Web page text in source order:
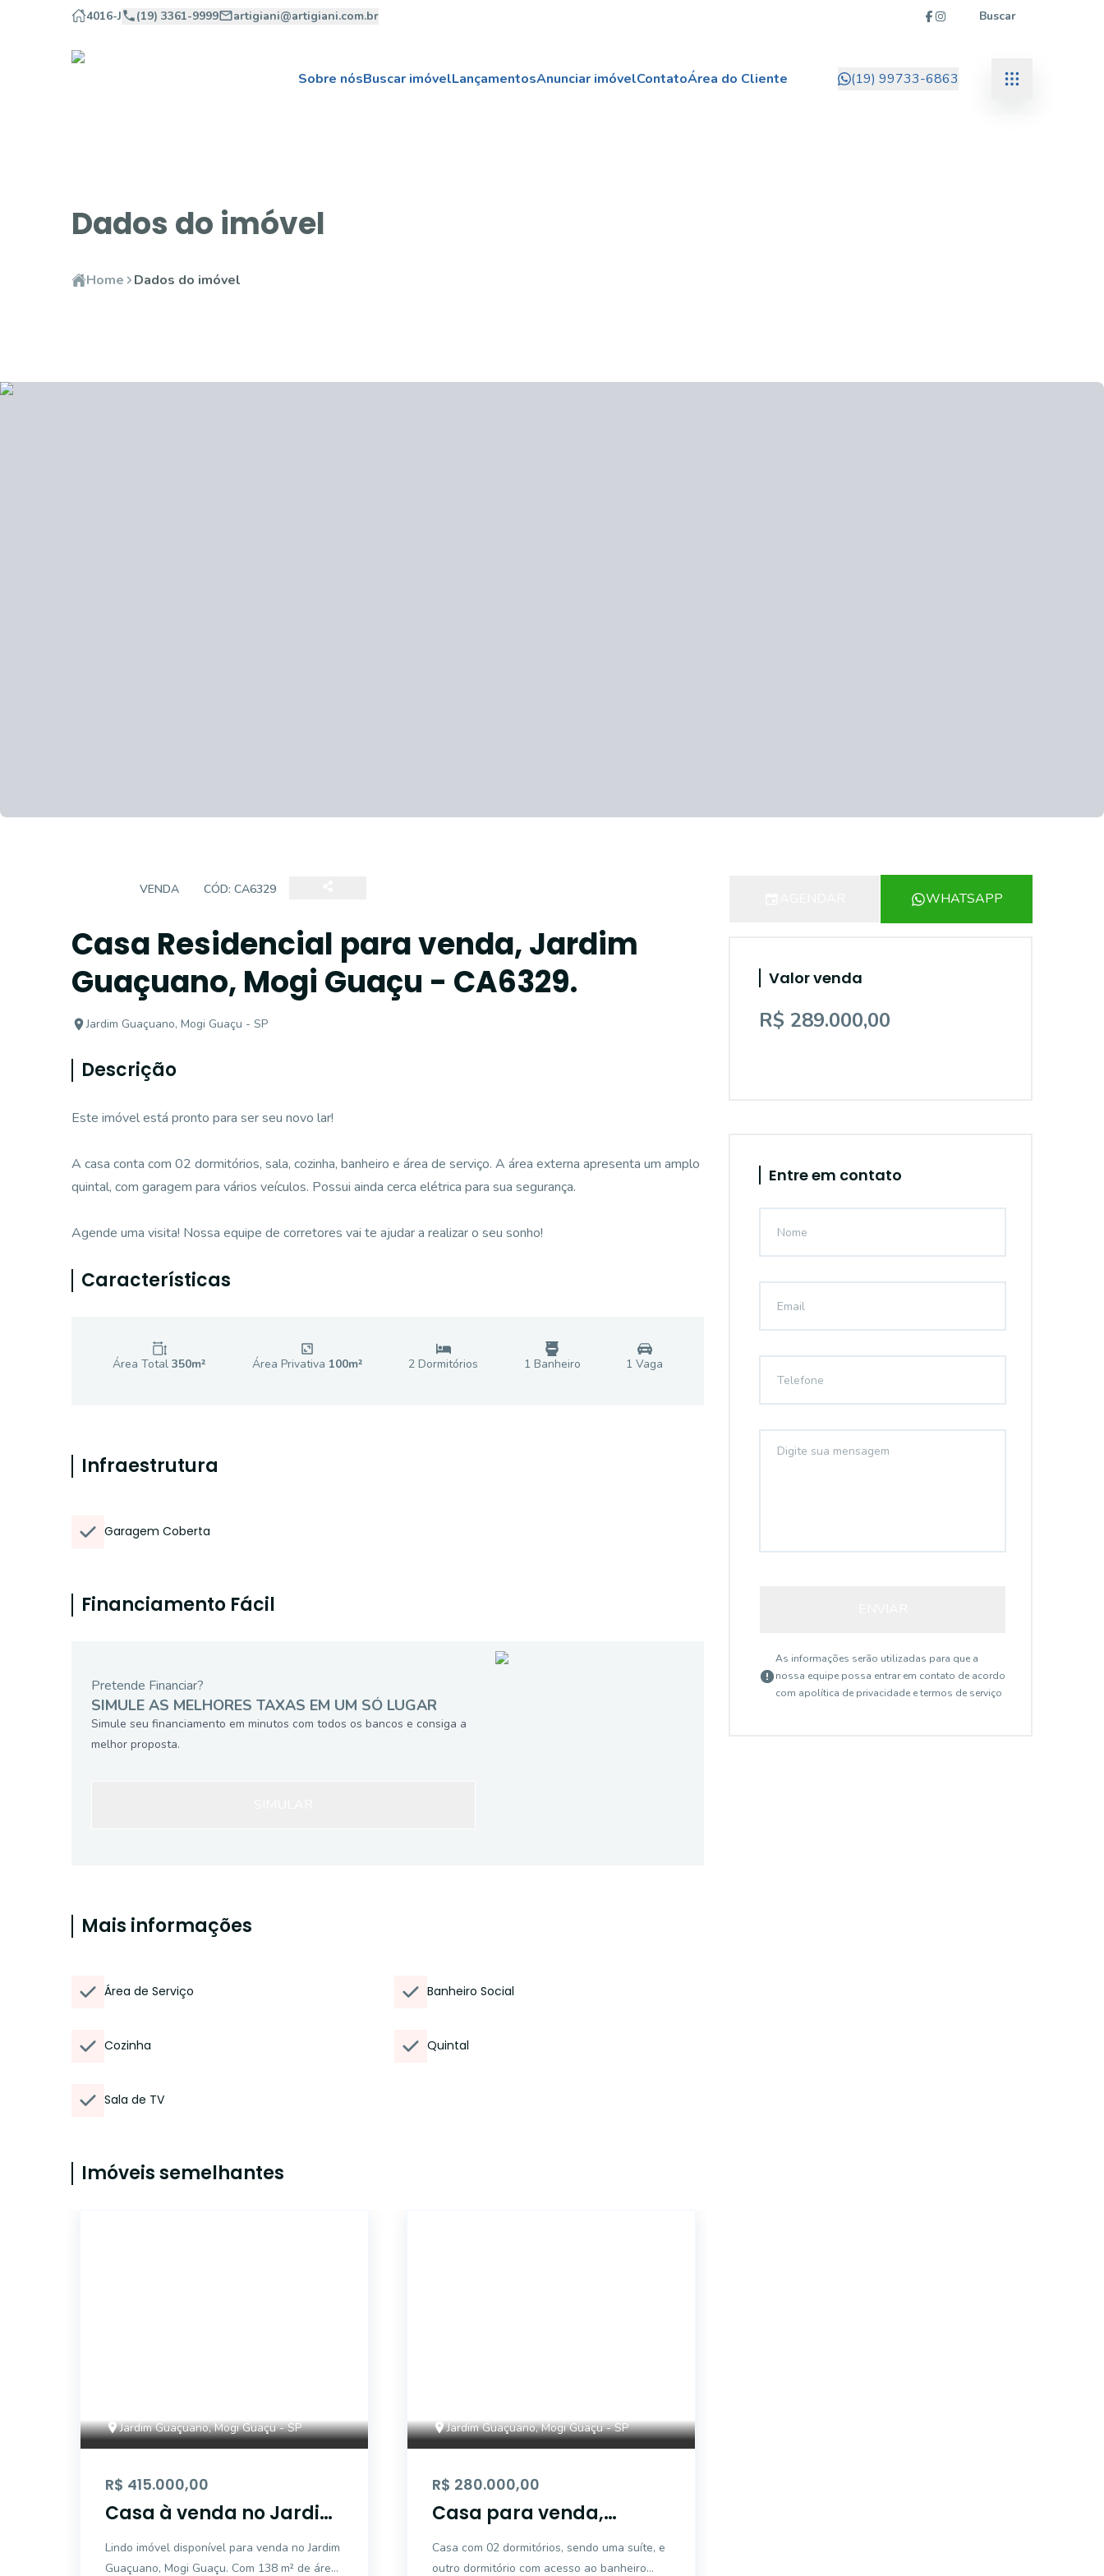
4016-J (19) 3361-9999 artigiani@artigiani.com.br Buscar
Sobre nósBuscar imóvelLançamentosAnunciar imóvelContatoÁrea do Cliente (19) 99733-6863
Dados do imóvel
Home Dados do imóvel
VENDA CÓD: CA6329
Casa Residencial para venda, Jardim
Guaçuano, Mogi Guaçu - CA6329.
Jardim Guaçuano, Mogi Guaçu - SP
Descrição
Este imóvel está pronto para ser seu novo lar!
A casa conta com 02 dormitórios, sala, cozinha, banheiro e área de serviço. A área externa apresenta um amplo
quintal, com garagem para vários veículos. Possui ainda cerca elétrica para sua segurança.
Agende uma visita! Nossa equipe de corretores vai te ajudar a realizar o seu sonho!
Características
Área Total 350m² Área Privativa 100m² 2 Dormitórios 1 Banheiro 1 Vaga
Infraestrutura
Garagem Coberta
Financiamento Fácil
Pretende Financiar?
SIMULE AS MELHORES TAXAS EM UM SÓ LUGAR
Simule seu financiamento em minutos com todos os bancos e consiga a
melhor proposta.
Mais informações
Área de Serviço Banheiro Social
Cozinha Quintal
Sala de TV
Imóveis semelhantes
Jardim Guaçuano, Mogi Guaçu - SP
R$ 415.000,00
Casa à venda no Jardim
Guaçuano, Mogi Guaçu
Lindo imóvel disponível para venda no Jardim
Guaçuano, Mogi Guaçu. Com 138 m² de área
Jardim Guaçuano, Mogi Guaçu - SP
R$ 280.000,00
Casa para venda,
Jardim Guaçuano, Mogi
Guaçu - CA4345.
Casa com 02 dormitórios, sendo uma suíte, e
outro dormitório com acesso ao banheiro
WHATSAPP
Valor venda
R$ 289.000,00
Entre em contato
As informações serão utilizadas para que a
nossa equipe possa entrar em contato de acordo
com apolítica de privacidade e termos de serviço